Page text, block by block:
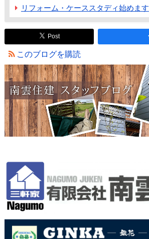
リフォーム・ケーススタディ始めます
Post
このブログを購読